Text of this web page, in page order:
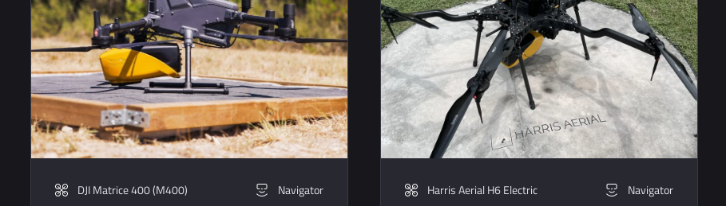
DJI Matrice 400 (M400) Navigator Harris Aerial H6 Electric Navigator